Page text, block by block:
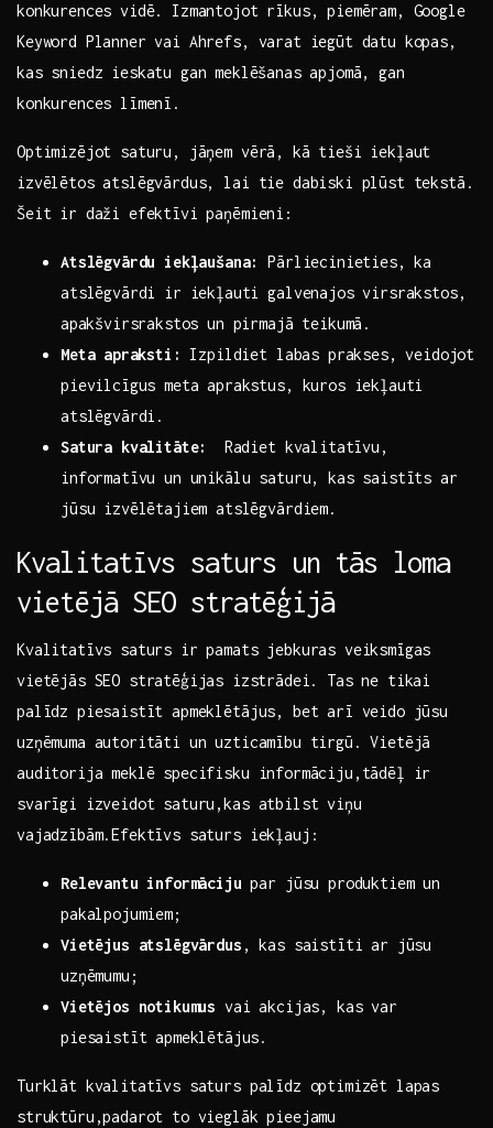
konkurences vidē. Izmantojot rīkus, piemēram, Google
Keyword Planner ‌vai ‍Ahrefs, varat iegūt datu kopas,​
kas sniedz ieskatu gan ⁢meklēšanas apjomā, gan⁢
konkurences līmenī.
Optimizējot saturu, jāņem vērā, kā tieši iekļaut
izvēlētos atslēgvārdus, lai tie dabiski plūst tekstā.⁤
Šeit ir daži efektīvi paņēmieni:
Atslēgvārdu iekļaušana:
Pārliecinieties, ka
atslēgvārdi ir iekļauti ​galvenajos virsrakstos,
⁢apakšvirsrakstos un pirmajā‌ teikumā.
Meta⁢ apraksti:
Izpildiet labas prakses, veidojot
pievilcīgus meta aprakstus, kuros iekļauti
atslēgvārdi.
Satura kvalitāte:
⁢ Radiet kvalitatīvu,
informatīvu un unikālu saturu, kas saistīts ar
jūsu izvēlētajiem atslēgvārdiem.
Kvalitatīvs saturs ‍un tās loma
vietējā SEO stratēģijā
Kvalitatīvs saturs ir ‌pamats jebkuras veiksmīgas
vietējās SEO stratēģijas ⁢izstrādei. ‌Tas ne tikai
palīdz piesaistīt apmeklētājus, bet arī veido jūsu
uzņēmuma autoritāti ‌un uzticamību tirgū. Vietējā
auditorija meklē specifisku informāciju,tādēļ ir
svarīgi izveidot saturu,kas atbilst viņu
vajadzībām.Efektīvs saturs iekļauj:
Relevantu informāciju par jūsu produktiem un
pakalpojumiem;
Vietējus‌ atslēgvārdus , kas‍ saistīti ar​ jūsu
uzņēmumu;
Vietējos notikumus vai akcijas, kas ‌var
piesaistīt apmeklētājus.
Turklāt kvalitatīvs saturs palīdz optimizēt lapas
struktūru,padarot to vieglāk pieejamu